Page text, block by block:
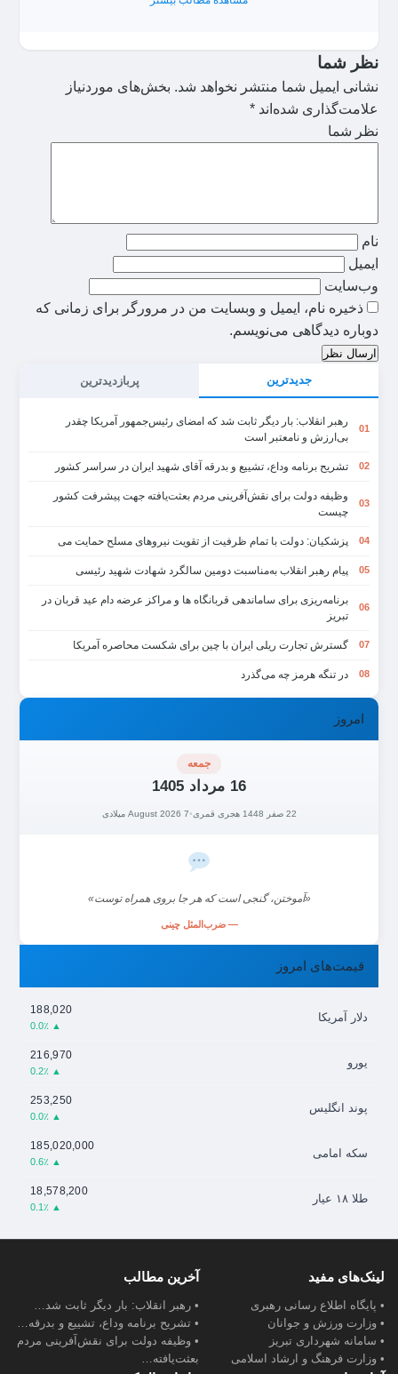
جدیدترین پربازدیدترین
01
رهبر انقلاب: بار دیگر ثابت شد که امضای رئیس‌جمهور آمریکا چقدر
بی‌ارزش و نامعتبر است
02 تشریح برنامه وداع، تشییع و بدرقه آقای شهید ایران در سراسر کشور
03
وظیفه دولت برای نقش‌آفرینی مردم بعثت‌یافته جهت پیشرفت کشور
چیست
04 پزشکیان: دولت با تمام ظرفیت از تقویت نیروهای مسلح حمایت می
05 پیام رهبر انقلاب به‌مناسبت دومین سالگرد شهادت شهید رئیسی
06
برنامه‌ریزی برای ساماندهی قربانگاه ها و مراکز عرضه دام عید قربان در
تبریز
07 گسترش تجارت ریلی ایران با چین برای شکست محاصره آمریکا
08 در تنگه هرمز چه می‌گذرد
امروز
جمعه
16 مرداد 1405
22 صفر 1448 هجری قمری •7 August 2026 میلادی
«آموختن، گنجی است که هر جا بروی همراه توست»
— ضرب‌المثل چینی
قیمت‌های امروز
دلار آمریکا
188,020
▲ 0.0٪
یورو
216,970
▲ 0.2٪
پوند انگلیس
253,250
▲ 0.0٪
سکه امامی
185,020,000
▲ 0.6٪
طلا ۱۸ عیار
18,578,200
▲ 0.1٪
نظر شما
نشانی ایمیل شما منتشر نخواهد شد. بخش‌های موردنیاز
علامت‌گذاری شده‌اند *
نظر شما
نام
ایمیل
وب‌سایت
ذخیره نام، ایمیل و وبسایت من در مرورگر برای زمانی که
دوباره دیدگاهی می‌نویسم.
ارسال نظر
لینک‌های مفید
• پایگاه اطلاع رسانی رهبری
• وزارت ورزش و جوانان
• سامانه شهرداری تبریز
• وزارت فرهنگ و ارشاد اسلامی
آخرین مطالب
• رهبر انقلاب: بار دیگر ثابت شد…
• تشریح برنامه وداع، تشییع و بدرقه…
• وظیفه دولت برای نقش‌آفرینی مردم
بعثت‌یافته…